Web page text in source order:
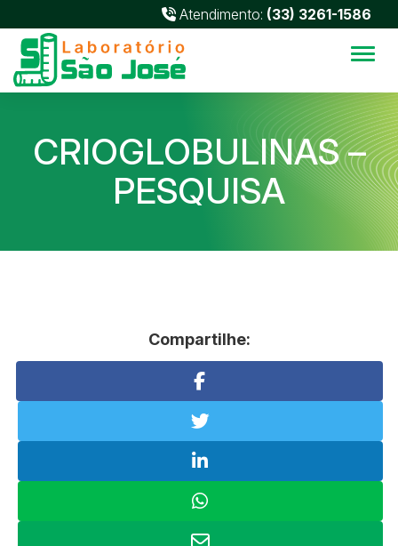
Atendimento: (33) 3261-1586
CRIOGLOBULINAS –
PESQUISA
Compartilhe: